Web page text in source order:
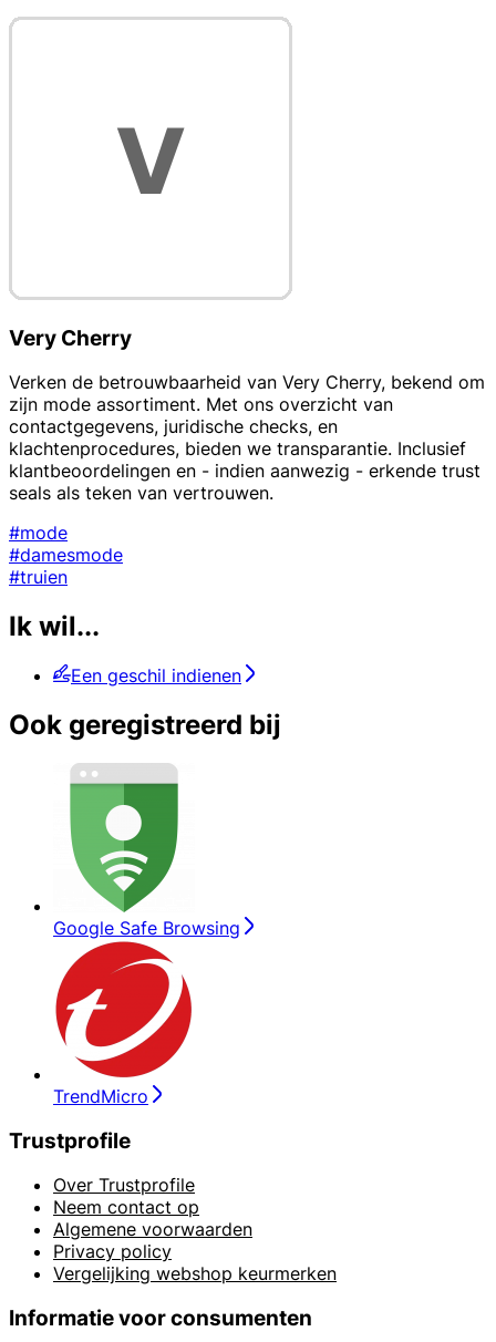
Very Cherry
Verken de betrouwbaarheid van Very Cherry, bekend om
zijn mode assortiment. Met ons overzicht van
contactgegevens, juridische checks, en
klachtenprocedures, bieden we transparantie. Inclusief
klantbeoordelingen en - indien aanwezig - erkende trust
seals als teken van vertrouwen.
#mode
#damesmode
#truien
Ik wil...
Een geschil indienen
Ook geregistreerd bij
Google Safe Browsing
TrendMicro
Trustprofile
Over Trustprofile
Neem contact op
Algemene voorwaarden
Privacy policy
Vergelijking webshop keurmerken
Informatie voor consumenten